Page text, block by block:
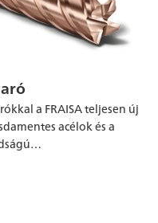
a FRAISA teljesen új
acélok és a